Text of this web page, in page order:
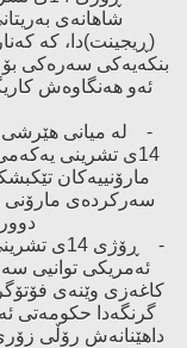
شاهانەی
(ڕیجینت)دا، كە
بنكەیەكی سەرەكی بۆ
ئەو هەنگاوەش
- لە میانی هێرشی
مارۆنییەكان
سەركردەی مارۆنی
ئەمریكی توانیی
كاغەزی وێنەی
گرنگەدا حكومەتی
داهێنانەش رۆڵی